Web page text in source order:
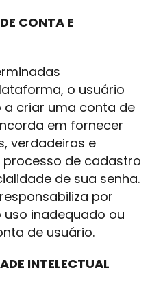
CONTA E
o usuário
criar uma conta de
em fornecer
verdadeiras e
de cadastro
de sua senha.
por
inadequado ou
de usuário.
INTELECTUAL